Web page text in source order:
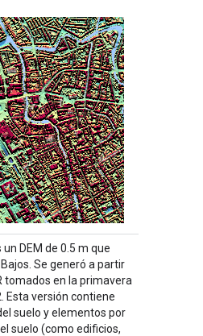
un DEM de 0.5 m que
Se generó a partir
tomados en la primavera
Esta versión contiene
suelo y elementos por
suelo (como edificios,